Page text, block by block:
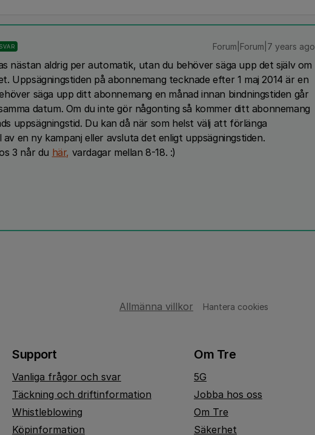
SVAR Forum|Forum|7 years ago
nästan aldrig per automatik, utan du behöver säga upp det själv om
Uppsägningstiden på abonnemang tecknade efter 1 maj 2014 är en
säga upp ditt abonnemang en månad innan bindningstiden går
datum. Om du inte gör någonting så kommer ditt abonnemang
uppsägningstid. Du kan då när som helst välj att förlänga
en ny kampanj eller avsluta det enligt uppsägningstiden.
3 når du här, vardagar mellan 8-18. :)
Allmänna villkor Hantera cookies
Support
Vanliga frågor och svar
Täckning och driftinformation
Whistleblowing
Köpinformation
Om Tre
5G
Jobba hos oss
Om Tre
Säkerhet